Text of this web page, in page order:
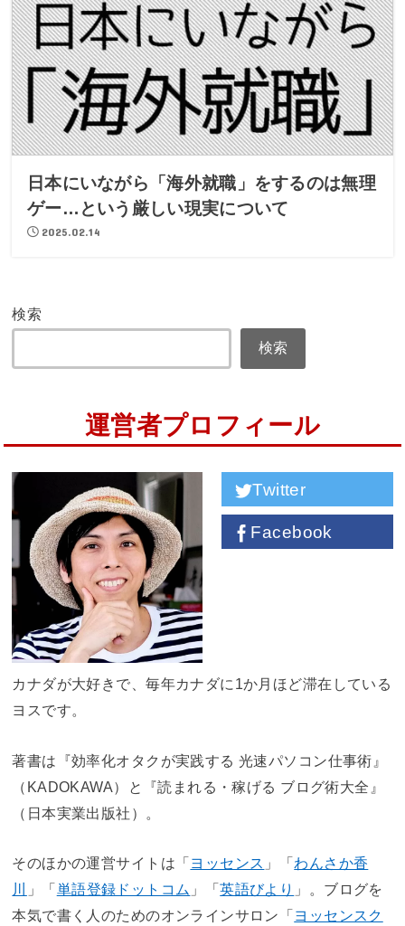
日本にいながら「海外就職」をするのは無理
ゲー…という厳しい現実について
2025.02.14
検索
検索
運営者プロフィール
Twitter
Facebook
カナダが大好きで、毎年カナダに1か月ほど滞在している
ヨスです。
著書は『効率化オタクが実践する 光速パソコン仕事術』
（KADOKAWA）と『読まれる・稼げる ブログ術大全』
（日本実業出版社）。
そのほかの運営サイトは「ヨッセンス 」「わんさか香
川
」「単語登録ドットコム 」「英語びより 」。ブログを
本気で書く人のためのオンラインサロン「ヨッセンスク